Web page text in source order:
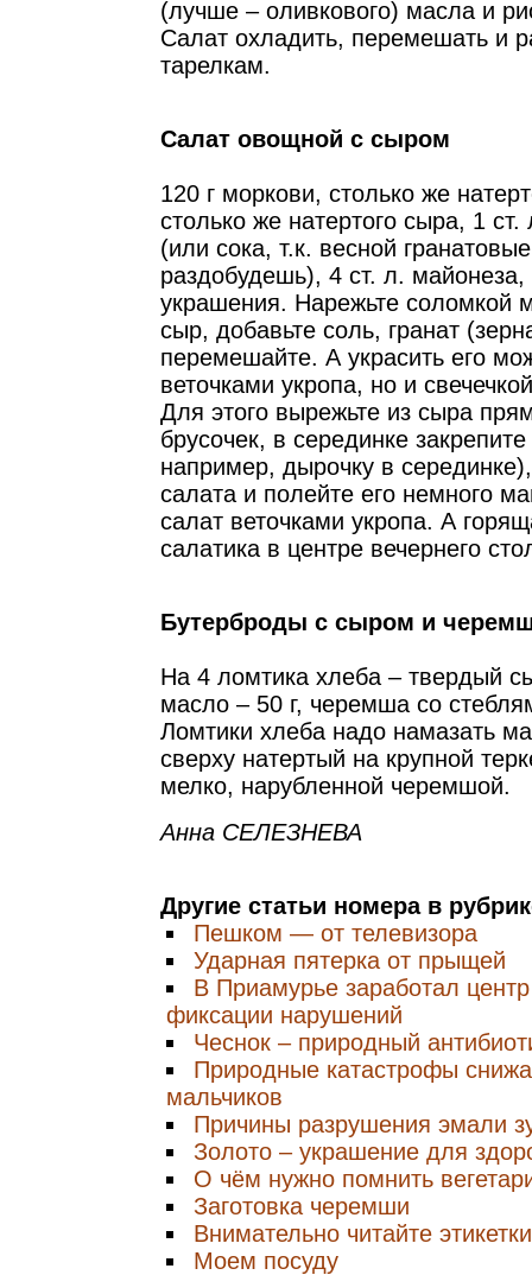
(лучше – оливкового) масла и
Салат охладить, перемешать и
тарелкам.
Салат овощной с сыром
120 г моркови, столько же
столько же натертого сыра, 1
(или сока, т.к. весной
раздобудешь), 4 ст. л.
украшения. Нарежьте соломкой
сыр, добавьте соль, гранат
перемешайте. А украсить его
веточками укропа, но и
Для этого вырежьте из сыра
брусочек, в серединке
например, дырочку в
салата и полейте его немного
салат веточками укропа. А
салатика в центре вечернего
Бутерброды с сыром и
На 4 ломтика хлеба – твердый
масло – 50 г, черемша со
Ломтики хлеба надо намазать
сверху натертый на крупной
мелко, нарубленной черемшой.
Анна СЕЛЕЗНЕВА
Другие статьи номера в
Пешком — от телевизора
Ударная пятерка от прыщей
В Приамурье заработал
фиксации нарушений
Чеснок – природный
Природные катастрофы
мальчиков
Причины разрушения эмали
Золото – украшение для
О чём нужно помнить
Заготовка черемши
Внимательно читайте
Моем посуду